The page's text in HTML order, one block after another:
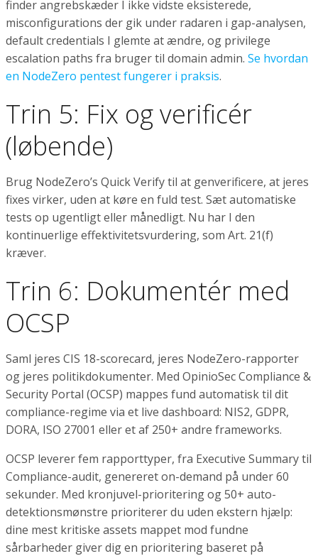
finder angrebskæder I ikke vidste eksisterede,
misconfigurations der gik under radaren i gap-analysen,
default credentials I glemte at ændre, og privilege
escalation paths fra bruger til domain admin. Se hvordan
en NodeZero pentest fungerer i praksis.
Trin 5: Fix og verificér
(løbende)
Brug NodeZero’s Quick Verify til at genverificere, at jeres
fixes virker, uden at køre en fuld test. Sæt automatiske
tests op ugentligt eller månedligt. Nu har I den
kontinuerlige effektivitetsvurdering, som Art. 21(f)
kræver.
Trin 6: Dokumentér med
OCSP
Saml jeres CIS 18-scorecard, jeres NodeZero-rapporter
og jeres politikdokumenter. Med OpinioSec Compliance &
Security Portal (OCSP) mappes fund automatisk til dit
compliance-regime via et live dashboard: NIS2, GDPR,
DORA, ISO 27001 eller et af 250+ andre frameworks.
OCSP leverer fem rapporttyper, fra Executive Summary til
Compliance-audit, genereret on-demand på under 60
sekunder. Med kronjuvel-prioritering og 50+ auto-
detektionsmønstre prioriterer du uden ekstern hjælp:
dine mest kritiske assets mappet mod fundne
sårbarheder giver dig en prioritering baseret på